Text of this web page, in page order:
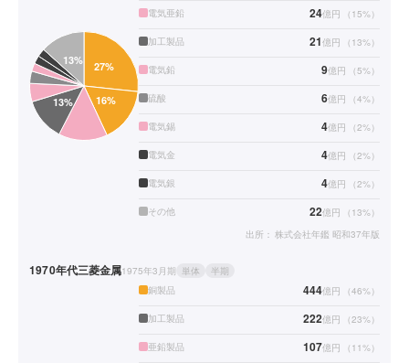
電気亜鉛 24億円 （ 15%）
加工製品 21億円 （ 13%）
電気鉛 9億円 （5%）
硫酸 6億円 （4%）
電気錫 4億円 （2%）
電気金 4億円 （2%）
電気銀 4億円 （2%）
その他 22億円 （ 13%）
出所： 株式会社年鑑 昭和37年版
1970年代三菱金属1975年3月期 単体
半期
銅製品
444億円 （46%）
加工製品 222億円 （23%）
亜鉛製品 107億円 （ 11%）